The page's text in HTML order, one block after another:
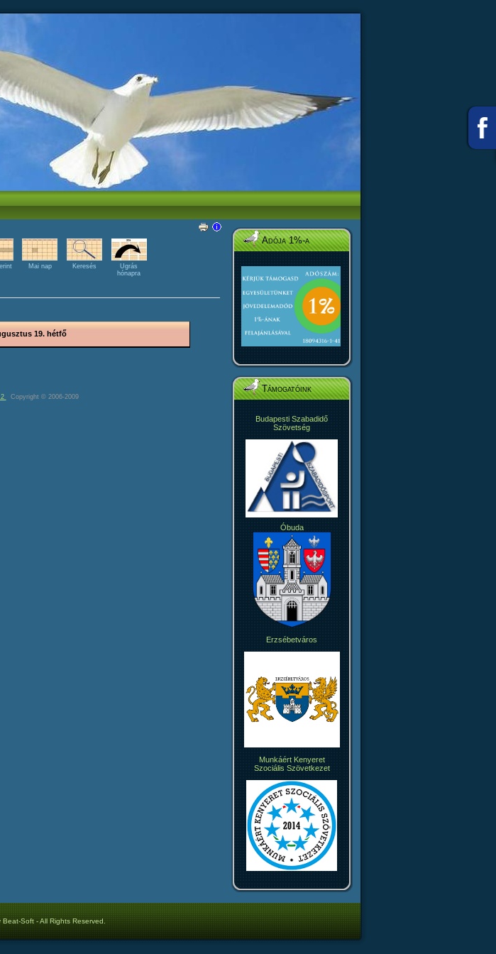
Mai nap Keresés
Ugrás
hónapra
19. hétfő
Copyright © 2006-2009
Adója 1%-a
Támogatóink
Budapesti Szabadidő
Szövetség
Óbuda
Erzsébetváros
Munkáért Kenyeret
Szociális Szövetkezet
Soft - All Rights Reserved.